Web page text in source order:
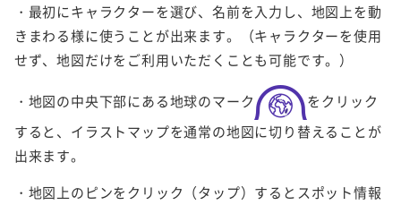
・最初にキャラクターを選び、名前を入力し、地図上を動
きまわる様に使うことが出来ます。（キャラクターを使用
せず、地図だけをご利用いただくことも可能です。）
・地図の中央下部にある地球のマーク
をクリック
すると、イラストマップを通常の地図に切り替えることが
出来ます。
・地図上のピンをクリック（タップ）するとスポット情報